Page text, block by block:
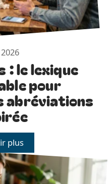
: le lexique
pour
abréviations
plus